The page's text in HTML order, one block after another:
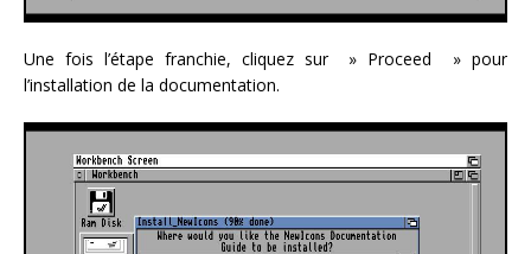
Une fois l’étape franchie, cliquez sur » Proceed » pour
l’installation de la documentation.